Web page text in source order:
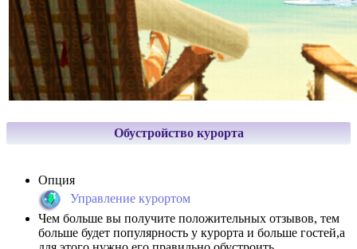
Обустройство курорта
Опция
Управление курортом
Чем больше вы получите положительных отзывов, тем
больше будет популярность у курорта и больше гостей,а